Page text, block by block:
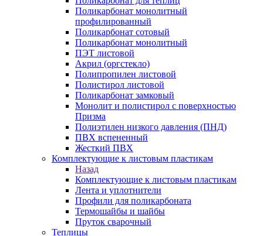
Поликарбонат монолитный
профилированный
Поликарбонат сотовый
Поликарбонат монолитный
ПЭТ листовой
Акрил (оргстекло)
Полипропилен листовой
Полистирол листовой
Поликарбонат замковый
Монолит и полистирол с поверхностью
Призма
Полиэтилен низкого давления (ПНД)
ПВХ вспененный
Жесткий ПВХ
Комплектующие к листовым пластикам
Назад
Комплектующие к листовым пластикам
Лента и уплотнители
Профили для поликарбоната
Термошайбы и шайбы
Пруток сварочный
Теплицы